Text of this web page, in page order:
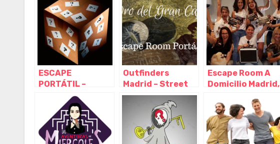
ESCAPE
PORTÁTIL –
Escape Room en
caja (Riddle box)
y juegos a
domicilio,
Móstoles – Madrid
Outfinders
Madrid – Street
Escape y Escape
room a domicilio,
Madrid – Madrid
Escape Room A
Domicilio Madrid,